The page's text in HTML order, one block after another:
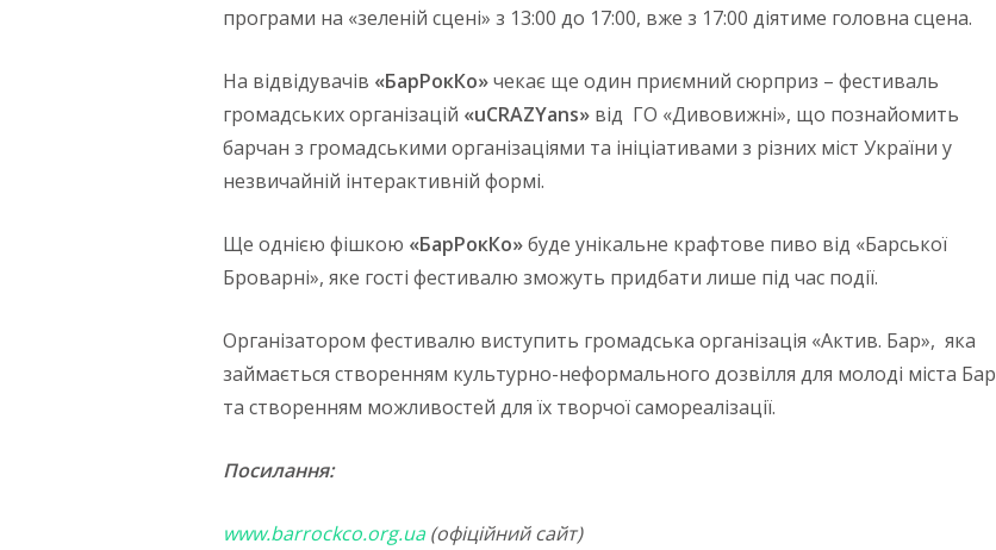
програми на «зеленій сцені» з 13:00 до 17:00, вже з 17:00 діятиме головна сцена.
На відвідувачів «БарРокКо»чекає ще один приємний сюрприз – фестиваль
громадських організацій «uCRAZYans» від ГО «Дивовижні», що познайомить
барчан з громадськими організаціями та ініціативами з різних міст України у
незвичайній інтерактивній формі.
Ще однією фішкою «БарРокКо»буде унікальне крафтове пиво від «Барської
Броварні», яке гості фестивалю зможуть придбати лише під час події.
Організатором фестивалю виступить громадська організація «Актив. Бар», яка
займається створенням культурно-неформального дозвілля для молоді міста Бар
та створенням можливостей для їх творчої самореалізації.
Посилання:
www.barrockco.org.ua(офіційний сайт)